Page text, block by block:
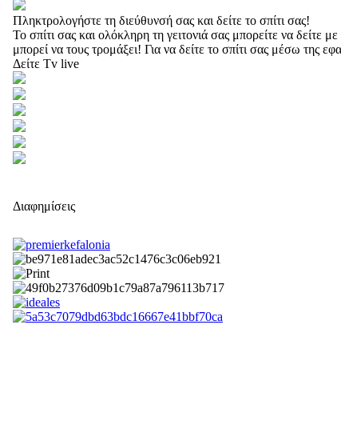
Πληκτρολογήστε τη διεύθυνσή σας και δείτε το σπίτι σας!
Το σπίτι σας και ολόκληρη τη γειτονιά σας μπορείτε να
μπορεί να τους τρομάξει! Για να δείτε το σπίτι σας μέσω της
Δείτε Tv live
Διαφημίσεις